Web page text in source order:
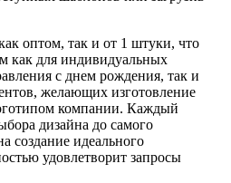
оптом, так и от 1 штуки, что
как для индивидуальных
с днем рождения, так и
желающих изготовление
компании. Каждый
дизайна до самого
создание идеального
удовлетворит запросы